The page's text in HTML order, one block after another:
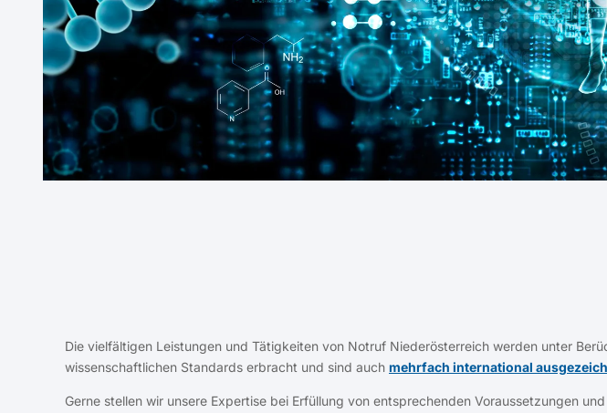
Die vielfältigen Leistungen und Tätigkeiten von Notruf Niederösterreich werden unter
wissenschaftlichen Standards erbracht und sind auch mehrfach international
Gerne stellen wir unsere Expertise bei Erfüllung von entsprechenden Voraussetzungen